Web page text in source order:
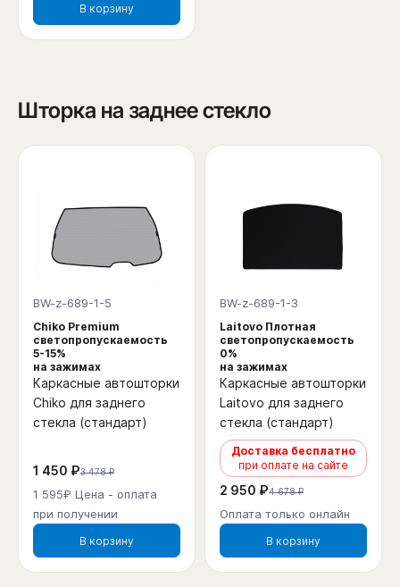
В корзину
Шторка на заднее стекло
BW-z-689-1-5
Chiko Premium
светопропускаемость
5-15%
на зажимах
Каркасные автошторки
Chiko для заднего
стекла (стандарт)
1 450 ₽3 478 ₽
1 595₽ Цена - оплата
при получении
В корзину
BW-z-689-1-3
Laitovo Плотная
светопропускаемость
0%
на зажимах
Каркасные автошторки
Laitovo для заднего
стекла (стандарт)
Доставка бесплатно
при оплате на сайте
2 950 ₽4 678 ₽
Оплата только онлайн
В корзину